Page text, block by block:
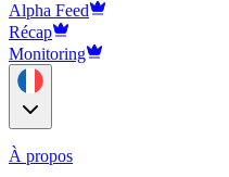
Alpha Feed
Récap
Monitoring
À propos